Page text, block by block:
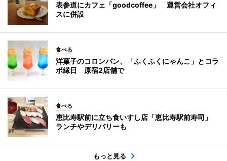
表参道にカフェ「goodcoffee」 運営会社オフィ
スに併設
食べる
洋菓子のコロンバン、「ふくふくにゃんこ」とコラ
ボ縁日 原宿2店舗で
食べる
恵比寿駅前に立ち食いすし店「恵比寿駅前寿司」
ランチやデリバリーも
もっと見る